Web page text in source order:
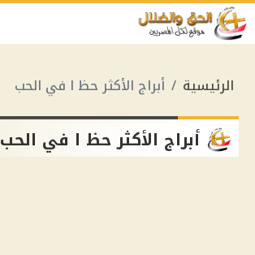
الرئيسية أبراج الأكثر حظ ا في الحب
أبراج الأكثر حظ ا في الحب